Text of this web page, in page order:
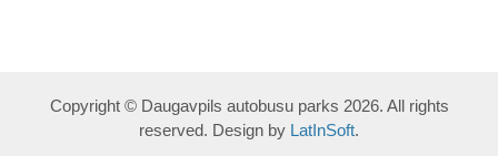
Copyright © Daugavpils autobusu parks 2026. All rights
reserved. Design by LatInSoft.